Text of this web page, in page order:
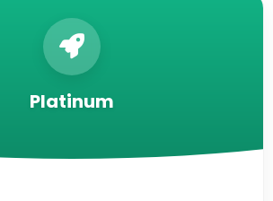
Platinum